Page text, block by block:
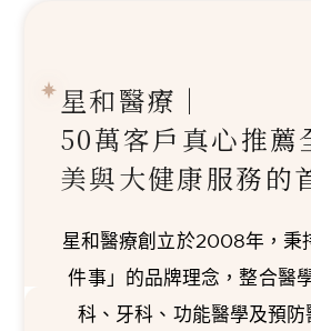
星和醫療｜
50萬客戶真心推薦
美與大健康服務的
星和醫療創立於2008年，秉
件事」的品牌理念，整合醫
科、牙科、功能醫學及預